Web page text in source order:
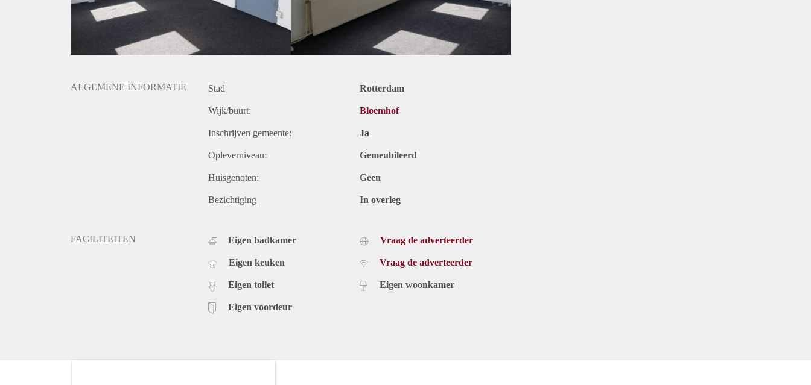
ALGEMENE INFORMATIE Stad Rotterdam
Wijk/buurt: Bloemhof
Inschrijven gemeente: Ja
Opleverniveau: Gemeubileerd
Huisgenoten: Geen
Bezichtiging In overleg
FACILITEITEN Eigen badkamer
Eigen keuken
Eigen toilet
Eigen voordeur
Vraag de adverteerder
Vraag de adverteerder
Eigen woonkamer